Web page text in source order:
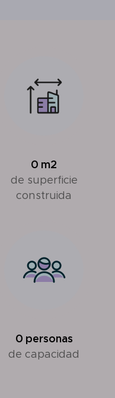
0 m2
de superficie
construida
0 personas
de capacidad